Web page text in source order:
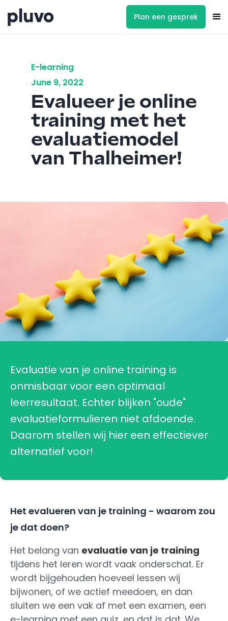
Plan een gesprek
E-learning
June 9, 2022
Evalueer je online
training met het
evaluatiemodel
van Thalheimer!
Evaluatie van je online training is
onmisbaar voor een optimaal
leerresultaat. Echter blijken "oude"
evaluatieformulieren niet afdoende.
Daarom stellen wij hier een effectiever
alternatief voor!
Het evalueren van je training - waarom zou
je dat doen?
Het belang van evaluatie van je training
tijdens het leren wordt vaak onderschat. Er
wordt bijgehouden hoeveel lessen wij
bijwonen, of we actief meedoen, en dan
sluiten we een vak af met een examen, een